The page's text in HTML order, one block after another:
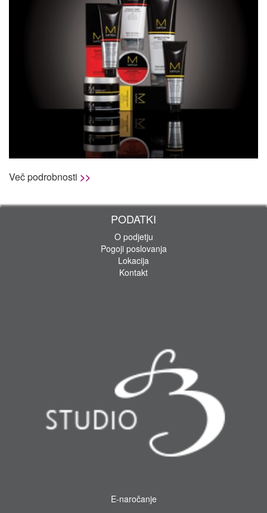
Več podrobnosti >>
PODATKI
O podjetju
Pogoji poslovanja
Lokacija
Kontakt
E-naročanje